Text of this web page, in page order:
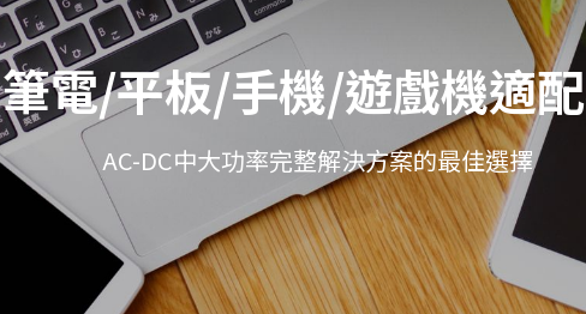
筆電/平板/手機/遊戲機適
AC-DC中大功率完整解決方案的最佳選擇